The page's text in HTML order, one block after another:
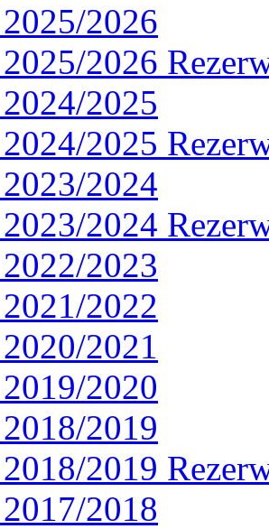
2026
2026
2025
2025
2024
2024
2023
2022
2021
2020
2019
2019
2018